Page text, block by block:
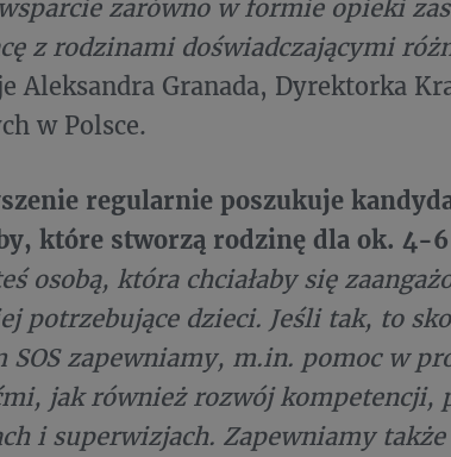
zarówno w formie opieki
z rodzinami doświadczającymi
Aleksandra Granada, Dyrektorka
w Polsce.
regularnie poszukuje
które stworzą rodzinę dla ok. 4-
osobą, która chciałaby się
potrzebujące dzieci. Jeśli tak, to
SOS zapewniamy, m.in. pomoc w
jak również rozwój kompetencji,
i superwizjach. Zapewniamy